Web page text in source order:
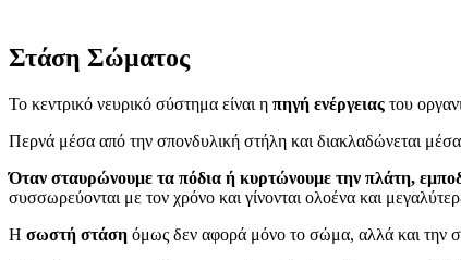
Στάση Σώματος
Το κεντρικό νευρικό σύστημα είναι η πηγή ενέργειας του
Περνά μέσα από την σπονδυλική στήλη και διακλαδώνεται
Όταν σταυρώνουμε τα πόδια ή κυρτώνουμε την πλάτη,
συσσωρεύονται με τον χρόνο και γίνονται ολοένα και
Η σωστή στάση όμως δεν αφορά μόνο το σώμα, αλλά και την